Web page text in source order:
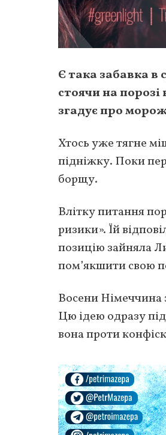
Є така забавка в
стоячи на
згадує про
Хтось уже тягне
підніжку. Поки
борщу.
Влітку питання
ризики». Їй
позицію зайняла
пом’якшити свою
Восени Німеччина
Цю ідею одразу
вона проти